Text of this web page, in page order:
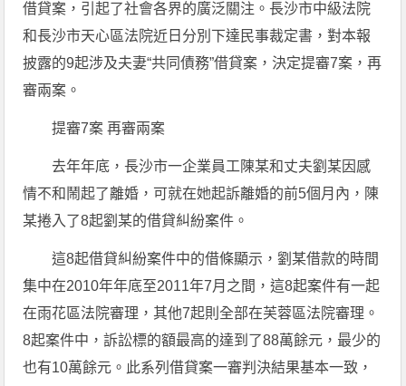
借貸案，引起了社會各界的廣泛關注。長沙市中級法院
和長沙市天心區法院近日分別下達民事裁定書，對本報
披露的9起涉及夫妻“共同債務”借貸案，決定提審7案，再
審兩案。
提審7案 再審兩案
去年年底，長沙市一企業員工陳某和丈夫劉某因感
情不和鬧起了離婚，可就在她起訴離婚的前5個月內，陳
某捲入了8起劉某的借貸糾紛案件。
這8起借貸糾紛案件中的借條顯示，劉某借款的時間
集中在2010年年底至2011年7月之間，這8起案件有一起
在雨花區法院審理，其他7起則全部在芙蓉區法院審理。
8起案件中，訴訟標的額最高的達到了88萬餘元，最少的
也有10萬餘元。此系列借貸案一審判決結果基本一致，